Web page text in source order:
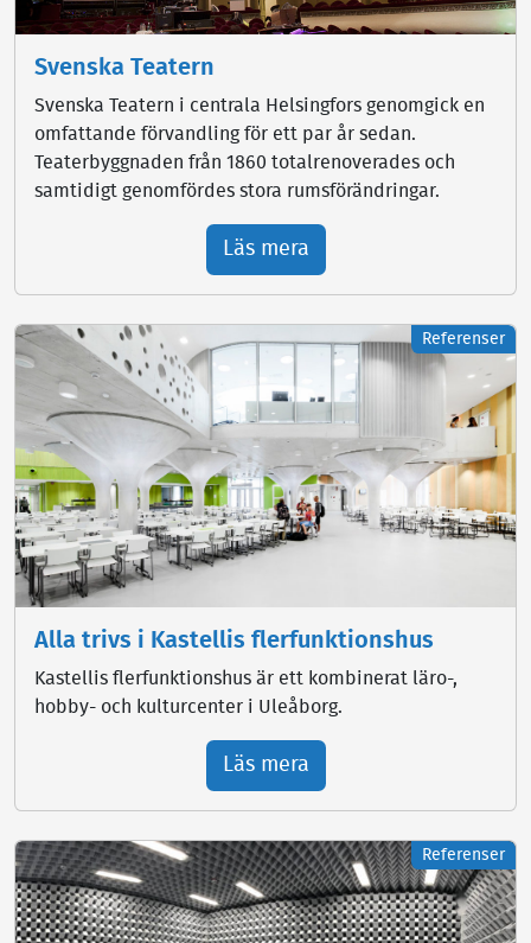
Svenska Teatern
Svenska Teatern i centrala Helsingfors genomgick en
omfattande förvandling för ett par år sedan.
Teaterbyggnaden från 1860 totalrenoverades och
samtidigt genomfördes stora rumsförändringar.
Läs mera
Referenser
Alla trivs i Kastellis flerfunktionshus
Kastellis flerfunktionshus är ett kombinerat läro-,
hobby- och kulturcenter i Uleåborg.
Läs mera
Referenser